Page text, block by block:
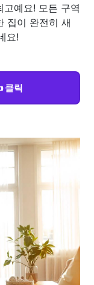
예요! 모든 구역
집이 완전히 새
요!
클릭